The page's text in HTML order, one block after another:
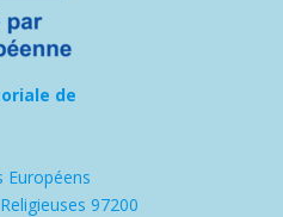
de
Européens
97200